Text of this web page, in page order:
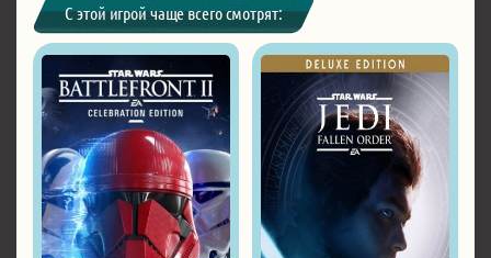
С этой игрой чаще всего смотрят: